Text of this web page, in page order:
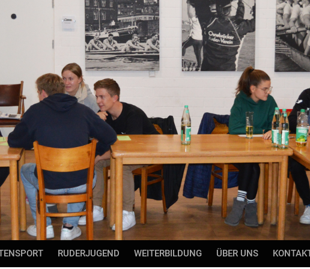
RUDERJUGEND WEITERBILDUNG ÜBER UNS